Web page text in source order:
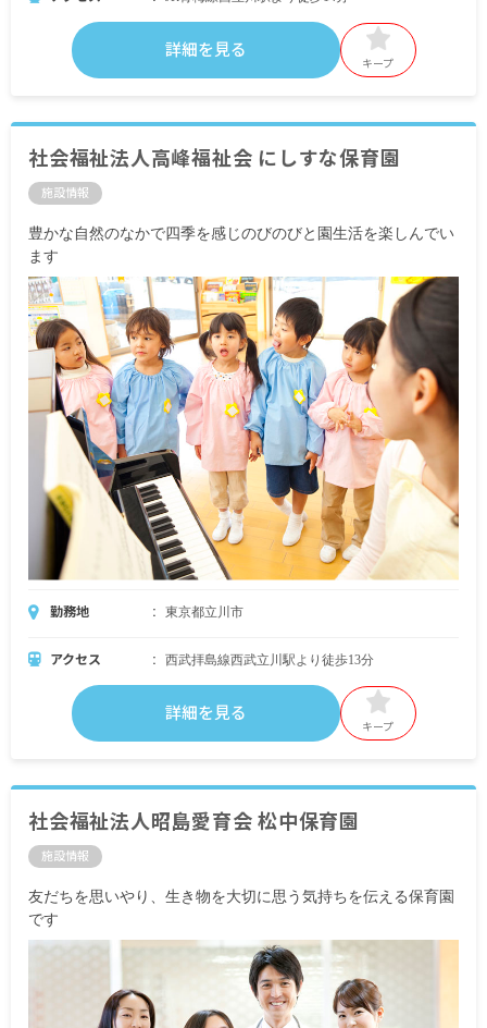
詳細を見る
キープ
社会福祉法人高峰福祉会 にしすな保育園
施設情報
豊かな自然のなかで四季を感じのびのびと園生活を楽しんでい
ます
勤務地 東京都立川市
アクセス 西武拝島線西武立川駅より徒歩13分
詳細を見る
キープ
社会福祉法人昭島愛育会 松中保育園
施設情報
友だちを思いやり、生き物を大切に思う気持ちを伝える保育園
です